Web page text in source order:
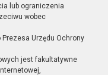
lub ograniczenia
wobec
Urzędu Ochrony
jest fakultatywne